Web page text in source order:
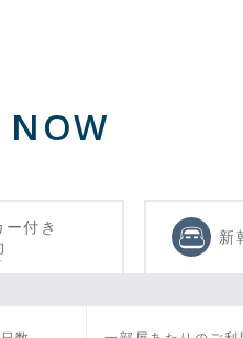
NOW
ー付き
新